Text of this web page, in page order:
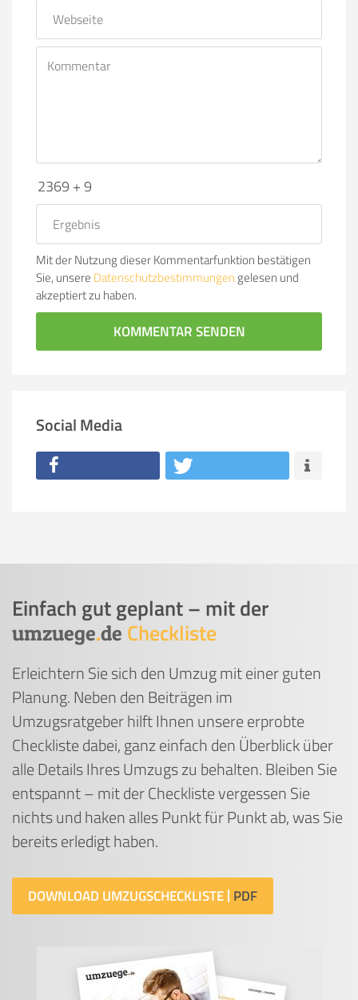
2369 + 9
Mit der Nutzung dieser Kommentarfunktion bestätigen
Sie, unsere Datenschutzbestimmungen gelesen und
akzeptiert zu haben.
KOMMENTAR SENDEN
Social Media
Einfach gut geplant – mit der
umzuege.de Checkliste
Erleichtern Sie sich den Umzug mit einer guten
Planung. Neben den Beiträgen im
Umzugsratgeber hilft Ihnen unsere erprobte
Checkliste dabei, ganz einfach den Überblick über
alle Details Ihres Umzugs zu behalten. Bleiben Sie
entspannt – mit der Checkliste vergessen Sie
nichts und haken alles Punkt für Punkt ab, was Sie
bereits erledigt haben.
DOWNLOAD UMZUGSCHECKLISTE